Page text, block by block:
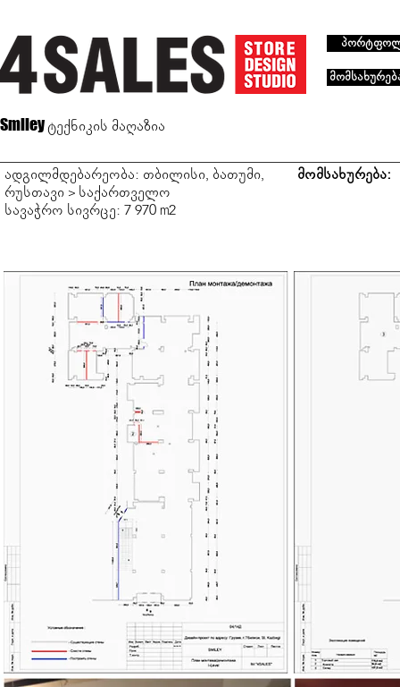
Smileyტექნიკის მაღაზია
ადგილმდებარეობა: თბილისი, ბათუმი,
რუსთავი > საქართველო
სავაჭრო სივრცე: 7 970 m2
მომსახურება:
Я заголовок.